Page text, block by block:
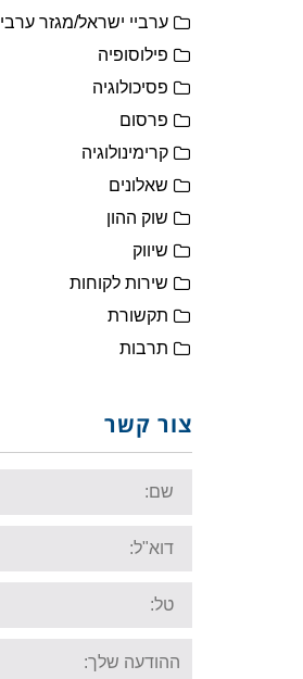
ערביי ישראל/מגזר ערבי
פילוסופיה
פסיכולוגיה
פרסום
קרימינולוגיה
שאלונים
שוק ההון
שיווק
שירות לקוחות
תקשורת
תרבות
צור קשר
Name:
Email:
Tel:
Your
message: